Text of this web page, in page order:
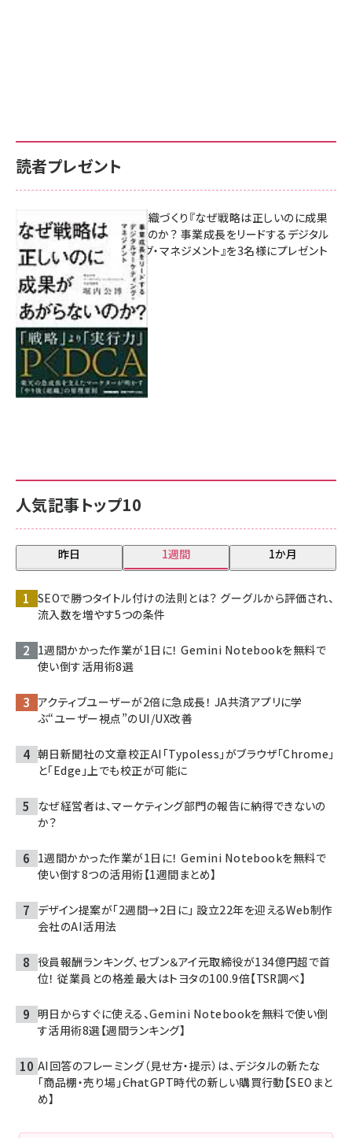
人気記事トップ10
昨日 1週間 1か月
SEOで勝つタイトル付けの法則とは？ グーグルから評価され、
流入数を増やす5つの条件
1週間かかった作業が1日に！ Gemini Notebookを無料で
使い倒す活用術8選
アクティブユーザーが2倍に急成長！ JA共済アプリに学
ぶ“ユーザー視点”のUI/UX改善
朝日新聞社の文章校正AI「Typoless」がブラウザ「Chrome」
と「Edge」上でも校正が可能に
なぜ経営者は、マーケティング部門の報告に納得できないの
か？
1週間かかった作業が1日に！ Gemini Notebookを無料で
使い倒す8つの活用術【1週間まとめ】
デザイン提案が「2週間→2日に」 設立22年を迎えるWeb制作
会社のAI活用法
役員報酬ランキング、セブン＆アイ元取締役が134億円超で首
位！ 従業員との格差最大はトヨタの100.9倍【TSR調べ】
明日からすぐに使える、Gemini Notebookを無料で使い倒
す活用術8選【週間ランキング】
AI回答のフレーミング（見せ方・提示）は、デジタルの新たな
「商品棚・売り場」――ChatGPT時代の新しい購買行動【SEOまと
め】
読者プレゼント
成果を生む組織づくり『なぜ戦略は正しいのに成果
があがらないのか？ 事業成長をリードするデジタル
マーケティング・マネジメント』を3名様にプレゼント
8月7日 10:00